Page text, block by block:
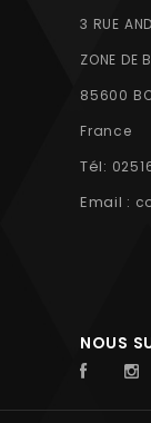
3 RUE
ZONE DE
85600
France
Tél:
Email :
NOUS